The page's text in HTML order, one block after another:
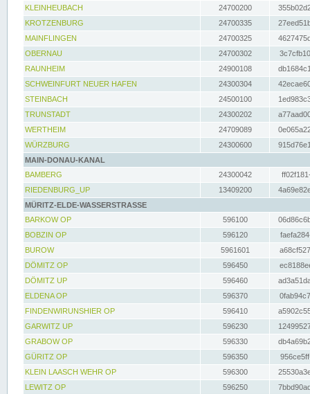
KLEINHEUBACH 24700200
KROTZENBURG
24700335
MAINFLINGEN
24700325
OBERNAU
24700302
RAUNHEIM
24900108
SCHWEINFURT NEUER HAFEN
24300304
STEINBACH
24500100
TRUNSTADT
24300202
WERTHEIM
24709089
WÜRZBURG
24300600
MAIN-DONAU-KANAL
BAMBERG
24300042
RIEDENBURG_UP
13409200
MÜRITZ-ELDE-WASSERSTRASSE
BARKOW OP
596100
BOBZIN OP
596120
BUROW
5961601
DÖMITZ OP
596450
DÖMITZ UP
596460
ELDENA OP
596370
FINDENWIRUNSHIER OP
596410
GARWITZ UP
596230
GRABOW OP
596330
GÜRITZ OP
596350
KLEIN LAASCH WEHR OP
596300
LEWITZ OP
596250